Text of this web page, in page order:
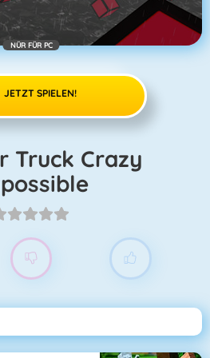
NÜR FÜR PC
JETZT SPIELEN!